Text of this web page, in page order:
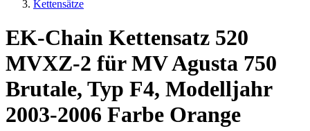
Kettensätze
EK-Chain Kettensatz 520
MVXZ-2 für MV Agusta 750
Brutale, Typ F4, Modelljahr
2003-2006 Farbe Orange